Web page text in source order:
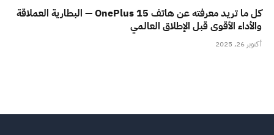
كل ما تريد معرفته عن هاتف OnePlus 15 — البطارية العملاقة
والأداء الأقوى قبل الإطلاق العالمي
أكتوبر 26, 2025